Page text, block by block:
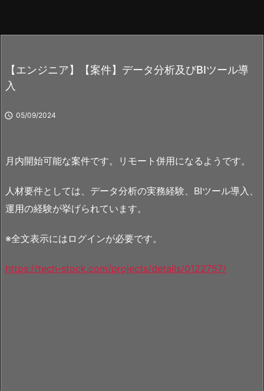
【エンジニア】【案件】データ分析及びBIツール導
入
 05/09/2024
月内開始可能な案件です。リモート併用になるようです。
人材要件としては、データ分析の実務経験、BIツール導入、
運用の経験が挙げられています。
※全文表示にはログインが必要です。
https://tech-stock.com/projects/details/0122757/